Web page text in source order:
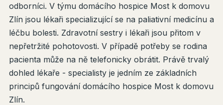
odborníci. V týmu domácího hospice Most k domovu
Zlín jsou lékaři specializující se na paliativní medicínu a
léčbu bolesti. Zdravotní sestry i lékaři jsou přitom v
nepřetržité pohotovosti. V případě potřeby se rodina
pacienta může na ně telefonicky obrátit. Právě trvalý
dohled lékaře - specialisty je jedním ze základních
principů fungování domácího hospice Most k domovu
Zlín.